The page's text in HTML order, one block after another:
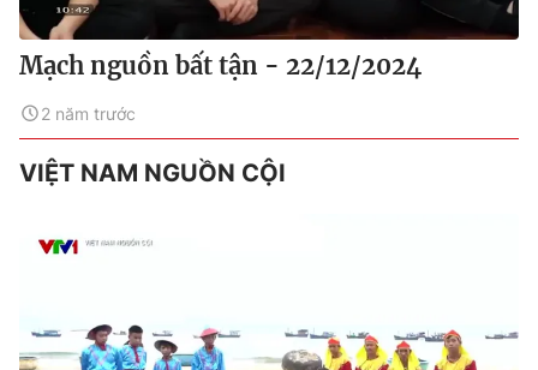
Mạch nguồn bất tận - 22/12/2024
2 năm trước
VIỆT NAM NGUỒN CỘI